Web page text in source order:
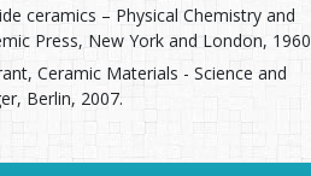
ceramics – Physical Chemistry and
Press, New York and London,
Ceramic Materials - Science and
Berlin, 2007.